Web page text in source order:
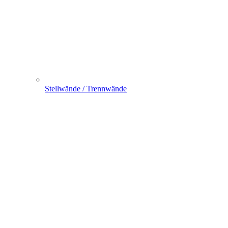
Stellwände / Trennwände